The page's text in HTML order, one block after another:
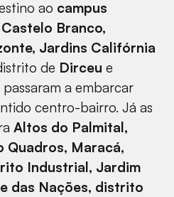
ao campus
Castelo Branco,
Jardins Califórnia
de Dirceu e
passaram a embarcar
centro-bairro. Já as
Altos do Palmital,
Quadros, Maracá,
Industrial, Jardim
das Nações, distrito